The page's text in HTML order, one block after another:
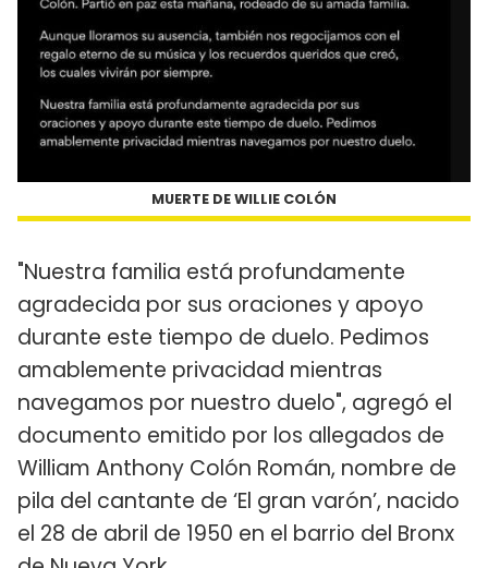
MUERTE DE WILLIE COLÓN
"Nuestra familia está profundamente
agradecida por sus oraciones y apoyo
durante este tiempo de duelo. Pedimos
amablemente privacidad mientras
navegamos por nuestro duelo", agregó el
documento emitido por los allegados de
William Anthony Colón Román, nombre de
pila del cantante de ‘El gran varón’, nacido
el 28 de abril de 1950 en el barrio del Bronx